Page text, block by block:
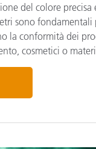
del colore
sono
la conformità dei
cosmetici o